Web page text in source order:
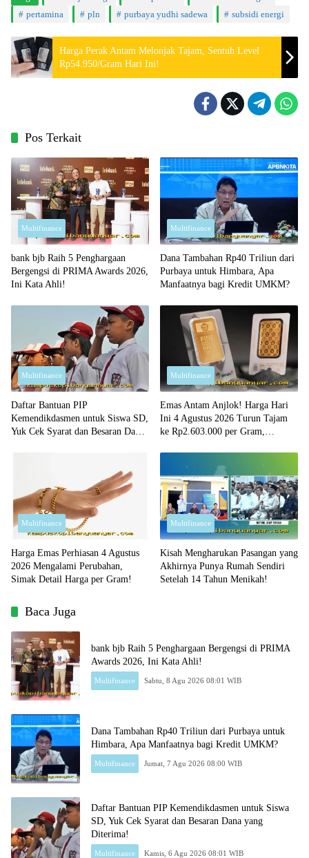
pertamina
pln purbaya yudhi sadewa subsidi energi
Harga Perak Antam Melonjak Tajam, Sentuh Level
Rp54.950/Gram Hari Ini!
Pos Terkait
Multifinance
bank bjb Raih 5 Penghargaan
Bergengsi di PRIMA Awards 2026,
Ini Kata Ahli!
Multifinance
Dana Tambahan Rp40 Triliun dari
Purbaya untuk Himbara, Apa
Manfaatnya bagi Kredit UMKM?
Multifinance
Daftar Bantuan PIP
Kemendikdasmen untuk Siswa SD,
Yuk Cek Syarat dan Besaran Dana
Multifinance
Emas Antam Anjlok! Harga Hari
Ini 4 Agustus 2026 Turun Tajam
ke Rp2.603.000 per Gram,
Multifinance
Harga Emas Perhiasan 4 Agustus
2026 Mengalami Perubahan,
Simak Detail Harga per Gram!
Multifinance
Kisah Mengharukan Pasangan yang
Akhirnya Punya Rumah Sendiri
Setelah 14 Tahun Menikah!
Baca Juga
bank bjb Raih 5 Penghargaan Bergengsi di PRIMA
Awards 2026, Ini Kata Ahli!
Multifinance Sabtu, 8 Agu 2026 08:01 WIB
Dana Tambahan Rp40 Triliun dari Purbaya untuk
Himbara, Apa Manfaatnya bagi Kredit UMKM?
Multifinance Jumat, 7 Agu 2026 08:00 WIB
Daftar Bantuan PIP Kemendikdasmen untuk Siswa
SD, Yuk Cek Syarat dan Besaran Dana yang
Diterima!
Multifinance Kamis, 6 Agu 2026 08:01 WIB